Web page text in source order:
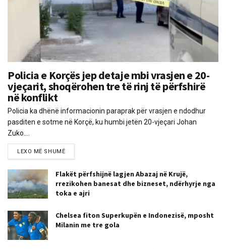
Policia e Korçës jep detaje mbi vrasjen e 20-
vjeçarit, shoqërohen tre të rinj të përfshirë
në konflikt
Policia ka dhënë informacionin paraprak për vrasjen e ndodhur
pasditen e sotme në Korçë, ku humbi jetën 20-vjeçari Johan
Zuko....
LEXO MË SHUMË
Flakët përfshijnë lagjen Abazaj në Krujë,
rrezikohen banesat dhe bizneset, ndërhyrje nga
toka e ajri
Chelsea fiton Superkupën e Indonezisë, mposht
Milanin me tre gola